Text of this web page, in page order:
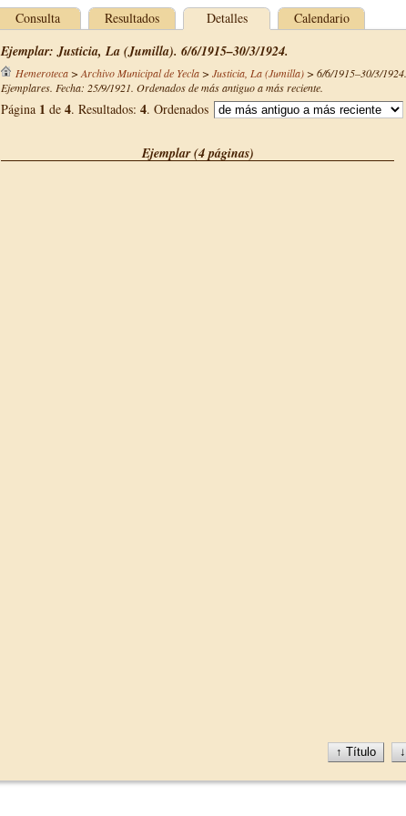
Consulta Resultados Detalles Calendario
Ejemplar: Justicia, La (Jumilla). 6/6/1915–30/3/1924.
Hemeroteca> Archivo Municipal de Yecla> Justicia, La (Jumilla)> 6/6/1915–30/3/1924.
Ejemplares. Fecha: 25/9/1921. Ordenados de más antiguo a más reciente.
Página 1 de 4. Resultados: 4. Ordenados
Ejemplar (4 páginas)